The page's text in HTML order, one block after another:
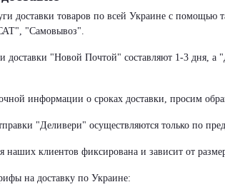
доставки товаров по всей Украине с
"Самовывоз".
доставки "Новой Почтой" составляют 1-3 дня, а
информации о сроках доставки, просим
"Деливери" осуществляются только по
наших клиентов фиксирована и зависит от
на доставку по Украине: